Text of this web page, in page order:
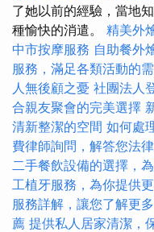
了她以前的經驗，當地
種愉快的消遣。 精美外
中市按摩服務 自助餐外
服務，滿足各類活動的
人無後顧之憂 社團法人
合親友聚會的完美選擇
清新整潔的空間 如何處
費律師詢問，解答您法
二手餐飲設備的選擇，
工植牙服務，為你提供
服務詳解，讓您了解更多
薦 提供私人居家清潔，